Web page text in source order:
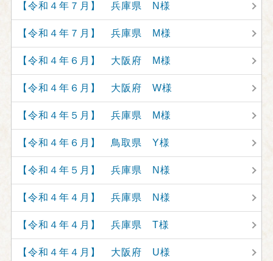
【令和４年７月】 兵庫県 N様
【令和４年７月】 兵庫県 M様
【令和４年６月】 大阪府 M様
【令和４年６月】 大阪府 W様
【令和４年５月】 兵庫県 M様
【令和４年６月】 鳥取県 Y様
【令和４年５月】 兵庫県 N様
【令和４年４月】 兵庫県 N様
【令和４年４月】 兵庫県 T様
【令和４年４月】 大阪府 U様